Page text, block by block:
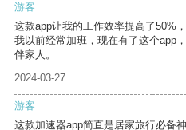
游客
这款app让我的工作效率提高了50%
我以前经常加班，现在有了这个app
伴家人。
2024-03-27
游客
这款加速器app简直是居家旅行必备